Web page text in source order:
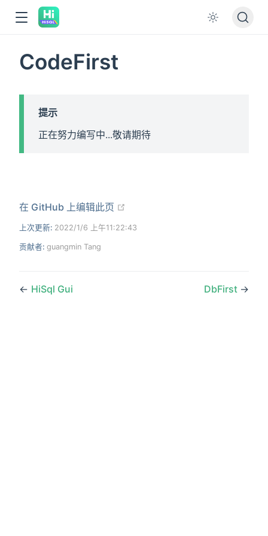
CodeFirst
提示
正在努力编写中...敬请期待
在 GitHub 上编辑此页
上次更新: 2022/1/6 上午11:22:43
贡献者: guangmin Tang
← HiSql Gui DbFirst →